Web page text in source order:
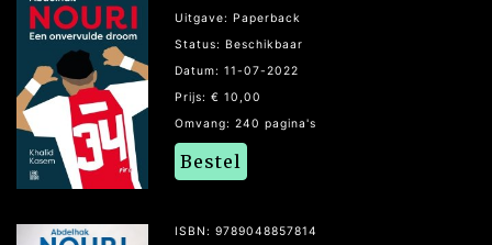
Uitgave: Paperback
Status: Beschikbaar
Datum: 11-07-2022
Prijs: € 10,00
Omvang: 240 pagina's
Bestel
ISBN: 9789048857814